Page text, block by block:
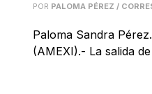
POR PALOMA PÉREZ /
Paloma Sandra
(AMEXI).- La salida